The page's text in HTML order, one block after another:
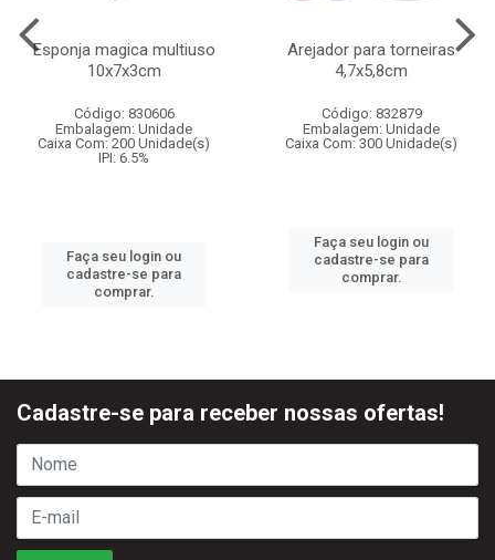
Esponja magica multiuso
10x7x3cm
Código: 830606
Embalagem: Unidade
Caixa Com: 200 Unidade(s)
IPI: 6.5%
Faça seu login ou
cadastre-se para
comprar.
Arejador para torneiras
4,7x5,8cm
Código: 832879
Embalagem: Unidade
Caixa Com: 300 Unidade(s)
Faça seu login ou
cadastre-se para
comprar.
Cadastre-se para receber nossas ofertas!